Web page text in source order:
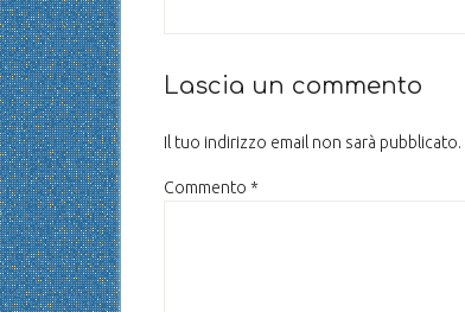
Lascia un commento
Il tuo indirizzo email non sarà pubblicato.
Commento *